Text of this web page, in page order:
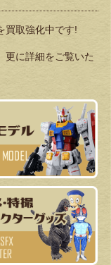
買取強化中です!
に詳細をご覧いた